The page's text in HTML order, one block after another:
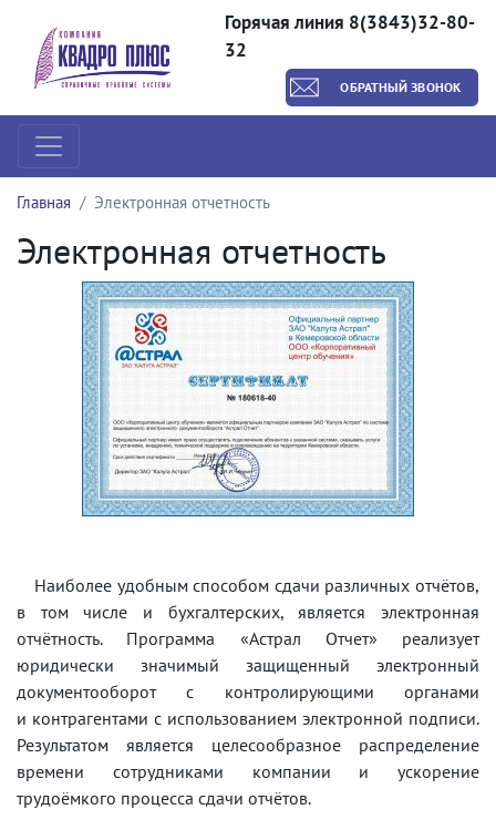
Горячая линия 8(3843)32-80-
32
ОБРАТНЫЙ ЗВОНОК
Главная Элект­ронная отчет­ность
Элект­ронная отчет­ность
Наиболее удобным способом сдачи различных отчётов,
в том числе и бухгалтерских, является электронная
отчётность. Программа «Астрал Отчет» реализует
юридически значимый защищенный электронный
документооборот с контролирующими органами
и контрагентами с использованием электронной подписи.
Результатом является целесообразное распределение
времени сотрудниками компании и ускорение
трудоёмкого процесса сдачи отчётов.